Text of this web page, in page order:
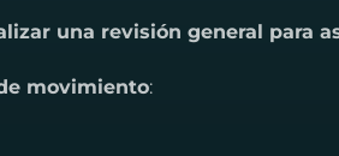
una revisión general para
movimiento: